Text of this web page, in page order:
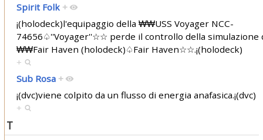
Spirit Folk +
¡(holodeck)l'equipaggio della ₩₩USS Voyager NCC-
74656♤''Voyager''☆☆ perde il controllo della simulazione
₩₩Fair Haven (holodeck)♤Fair Haven☆☆.¡(holodeck)
+
Sub Rosa +
¡(dvc)viene colpito da un flusso di energia anafasica.¡(dvc)
+
T